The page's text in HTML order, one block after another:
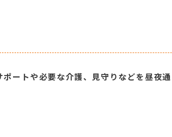
ートや必要な介護、見守りなどを昼夜通